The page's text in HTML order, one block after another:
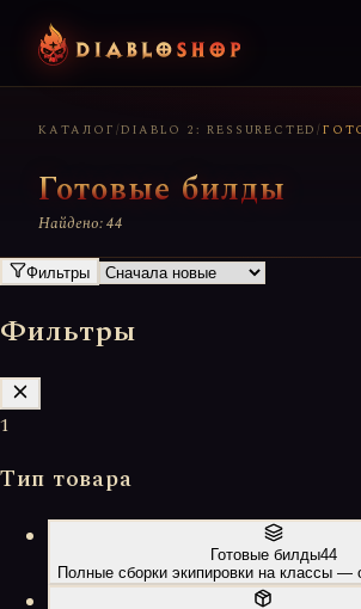
КАТАЛОГ/DIABLO 2: RESSURECTED/
Готовые билды
Найдено: 44
Фильтры
Фильтры
1
Тип товара
Готовые билды44
Полные сборки экипировки на классы —